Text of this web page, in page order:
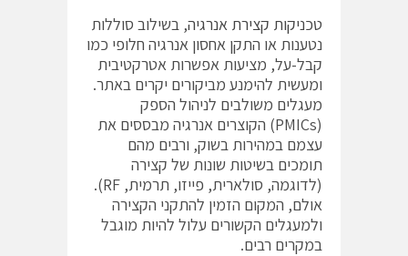
טכניקות קצירת אנרגיה, בשילוב סוללות
נטענות או התקן אחסון אנרגיה חלופי כמו
קבל-על, מציעות אפשרות אטרקטיבית
ומעשית להימנע מביקורים יקרים באתר.
מעגלים משולבים לניהול הספק
(‎PMICs‎‏) הקוצרים אנרגיה מבססים את
עצמם במהירות בשוק, ורבים מהם
תומכים בשיטות שונות של קצירה
(לדוגמה, סולארית, פייזו, תרמית, ‎RF‎‏).
אולם, המקום הזמין להתקני הקצירה
ולמעגלים הקשורים עלול להיות מוגבל
במקרים רבים.